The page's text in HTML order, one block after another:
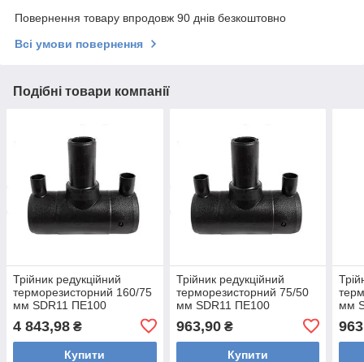
Повернення товару впродовж 90 днів безкоштовно
Всі умови повернення
Подібні товари компанії
Трійник редукційний
терморезисторний 160/75
мм SDR11 ПЕ100
4 843,98 ₴
Купити
Трійник редукційний
терморезисторний 75/50
мм SDR11 ПЕ100
963,90₴
Купити
мм